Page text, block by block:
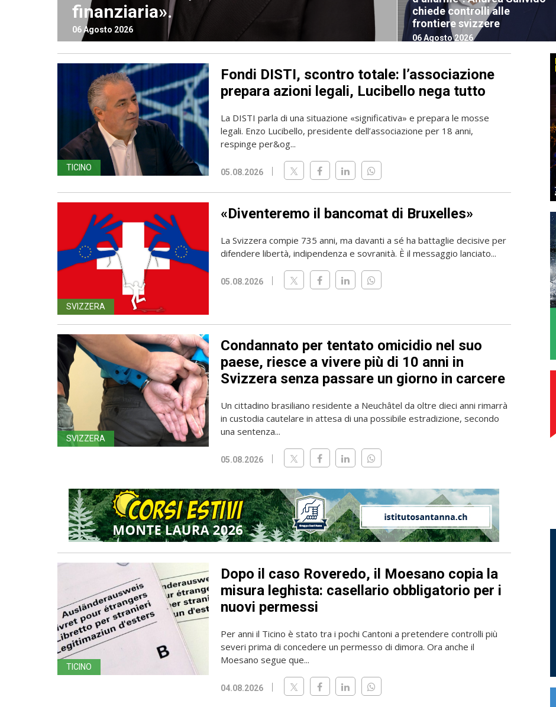
finanziaria».
06 Agosto 2026
chiede controlli alle
frontiere svizzere
06 Agosto 2026
TICINO
Fondi DISTI, scontro totale: l’associazione
prepara azioni legali, Lucibello nega tutto
La DISTI parla di una situazione «significativa» e prepara le mosse
legali. Enzo Lucibello, presidente dell’associazione per 18 anni,
respinge per&og...
05.08.2026
SVIZZERA
«Diventeremo il bancomat di Bruxelles»
La Svizzera compie 735 anni, ma davanti a sé ha battaglie decisive per
difendere libertà, indipendenza e sovranità. È il messaggio lanciato...
05.08.2026
SVIZZERA
Condannato per tentato omicidio nel suo
paese, riesce a vivere più di 10 anni in
Svizzera senza passare un giorno in carcere
Un cittadino brasiliano residente a Neuchâtel da oltre dieci anni rimarrà
in custodia cautelare in attesa di una possibile estradizione, secondo
una sentenza...
05.08.2026
TICINO
Dopo il caso Roveredo, il Moesano copia la
misura leghista: casellario obbligatorio per i
nuovi permessi
Per anni il Ticino è stato tra i pochi Cantoni a pretendere controlli più
severi prima di concedere un permesso di dimora. Ora anche il
Moesano segue que...
04.08.2026